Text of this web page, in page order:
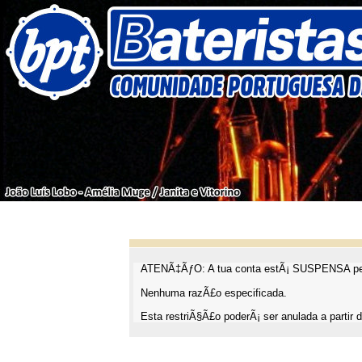
ATENÃ‡ÃƒO: A tua conta estÃ¡ SUSPENSA
Nenhuma razÃ£o especificada.
Esta restriÃ§Ã£o poderÃ¡ ser anulada a partir